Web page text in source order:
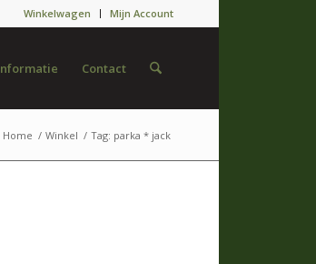
Winkelwagen Mijn Account
Contact
Home / Winkel / Tag: parka * jack